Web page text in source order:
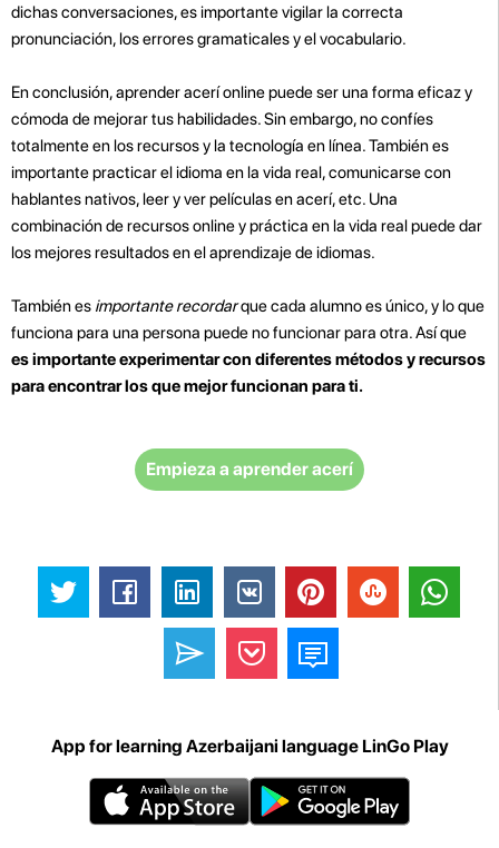
dichas conversaciones, es importante vigilar la correcta
pronunciación, los errores gramaticales y el vocabulario.
En conclusión, aprender acerí online puede ser una forma eficaz y
cómoda de mejorar tus habilidades. Sin embargo, no confíes
totalmente en los recursos y la tecnología en línea. También es
importante practicar el idioma en la vida real, comunicarse con
hablantes nativos, leer y ver películas en acerí, etc. Una
combinación de recursos online y práctica en la vida real puede dar
los mejores resultados en el aprendizaje de idiomas.
También es importante recordarque cada alumno es único, y lo que
funciona para una persona puede no funcionar para otra. Así que
es importante experimentar con diferentes métodos y recursos
para encontrar los que mejor funcionan para ti.
Empieza a aprender acerí
App for learning Azerbaijani language LinGo Play